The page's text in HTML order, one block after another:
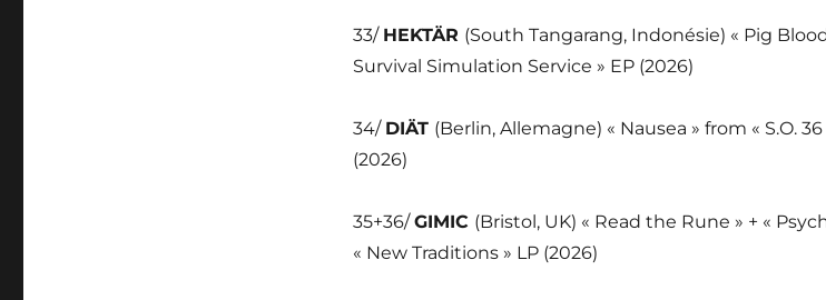
33/ HEKTÄR (South Tangarang, Indonésie) « Pig
Survival Simulation Service » EP (2026)
34/ DIÄT (Berlin, Allemagne) « Nausea » from « S.O.
(2026)
35+36/GIMIC (Bristol, UK) « Read the Rune » + «
« New Traditions » LP (2026)